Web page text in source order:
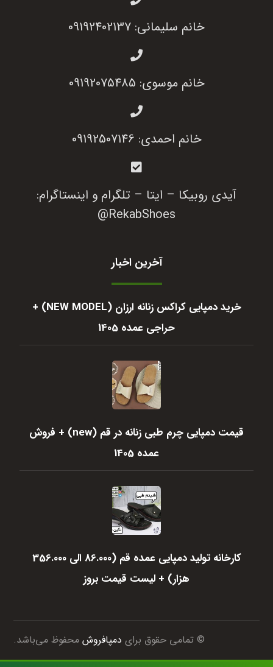
خانم سلیمانی: 09192402137
خانم موسوی: 09192075485
خانم احمدی: 09192507146
آیدی روبیکا – ایتا – تلگرام و اینستاگرام:
RekabShoes@
آخرین اخبار
خرید دمپایی کراکس زنانه ارزان (NEW MODEL) +
حراجی عمده 1405
قیمت دمپایی چرم طبی زنانه در قم (new) + فروش
عمده 1405
کارخانه تولید دمپایی عمده قم (86.000 الی 356.000
هزار) + لیست قیمت بروز
© تمامی حقوق برای دمپافروشمحفوظ می‌باشد.